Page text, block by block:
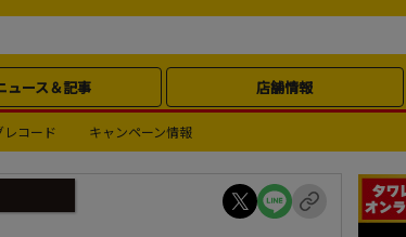
ュース＆記事 店舗情報
レコード キャンペーン情報